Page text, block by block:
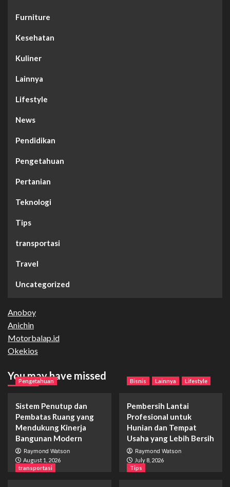
Furniture
Kesehatan
Kuliner
Lainnya
Lifestyle
News
Pendidikan
Pengetahuan
Pertanian
Teknologi
Tips
transportasi
Travel
Uncategorized
Anoboy
Anichin
Motorbalap.id
Okekios
You may have missed
Pengetahuan
Sistem Penutup dan
Pembatas Ruang yang
Mendukung Kinerja
Bangunan Modern
Raymond Watson
August 1, 2026
Bisnis Lainnya Lifestyle
Pembersih Lantai
Profesional untuk
Hunian dan Tempat
Usaha yang Lebih Bersih
Raymond Watson
July 8, 2026
transportasi
Tips